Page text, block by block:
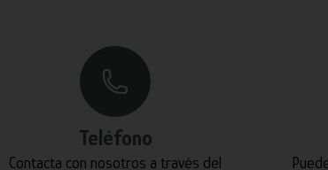
Teléfono
Contacta con nosotros a través del